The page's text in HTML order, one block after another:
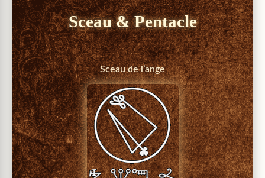
Sceau & Pentacle
Sceau de l’ange